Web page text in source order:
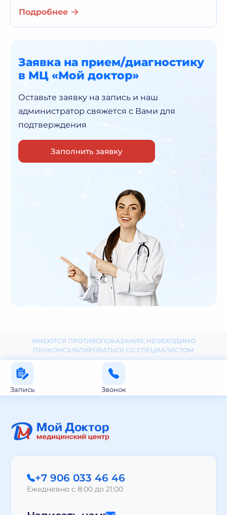
Подробнее
Заявка на прием/диагностику
в МЦ «Мой доктор»
Оставьте заявку на запись и наш
администратор свяжется с Вами для
подтверждения
Заполнить заявку
ИМЕЮТСЯ ПРОТИВОПОКАЗАНИЯ, НЕОБХОДИМО
ПРОКОНСУЛЬТИРОВАТЬСЯ СО СПЕЦИАЛИСТОМ
Запись Звонок
+7 906 033 46 46
Ежедневно с 8:00 до 21:00